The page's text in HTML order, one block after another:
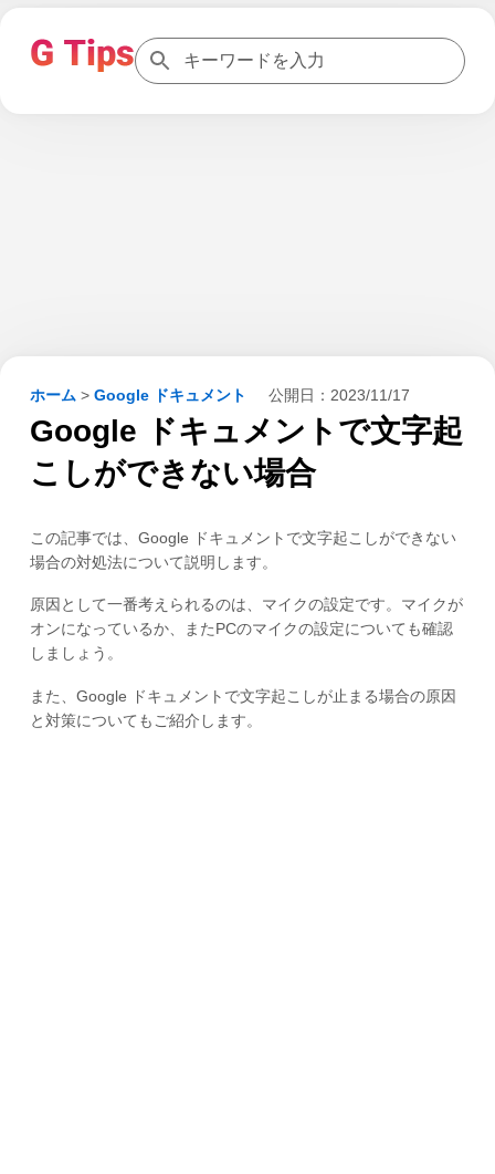
ホーム > Google ドキュメント 公開日： 2023/11/17
Google ドキュメントで文字起
こしができない場合
この記事では、Google ドキュメントで文字起こしができない
場合の対処法について説明します。
原因として一番考えられるのは、マイクの設定です。マイクが
オンになっているか、またPCのマイクの設定についても確認
しましょう。
また、Google ドキュメントで文字起こしが止まる場合の原因
と対策についてもご紹介します。